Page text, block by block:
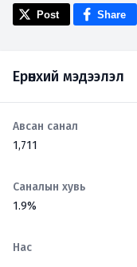
Post Share
Ерөнхий мэдээлэл
Авсан санал
1,711
Саналын хувь
1.9%
Нас